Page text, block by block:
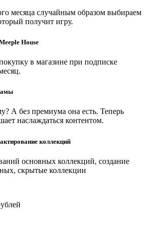
месяца случайным образом выбираем
получит игру.
House
в магазине при подписке
А без премиума она есть. Теперь
наслаждаться контентом.
коллекций
основных коллекций, создание
скрытые коллекции